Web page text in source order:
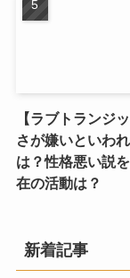
【ラブトランジ
さが嫌いといわ
は？性格悪い説
在の活動は？
新着記事